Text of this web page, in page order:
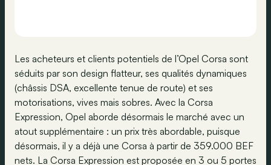
Les acheteurs et clients potentiels de l’Opel Corsa sont
séduits par son design flatteur, ses qualités dynamiques
(châssis DSA, excellente tenue de route) et ses
motorisations, vives mais sobres. Avec la Corsa
Expression, Opel aborde désormais le marché avec un
atout supplémentaire : un prix très abordable, puisque
désormais, il y a déjà une Corsa à partir de 359.000 BEF
nets. La Corsa Expression est proposée en 3 ou 5 portes